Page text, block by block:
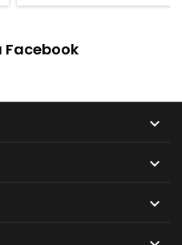
Facebook


